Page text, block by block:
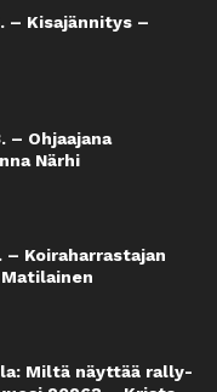
– Kisajännitys –
– Ohjaajana
Närhi
Koiraharrastajan
Miltä näyttää rally-